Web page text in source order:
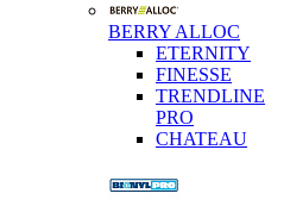
BERRY ALLOC
ETERNITY
FINESSE
TRENDLINE
PRO
CHATEAU